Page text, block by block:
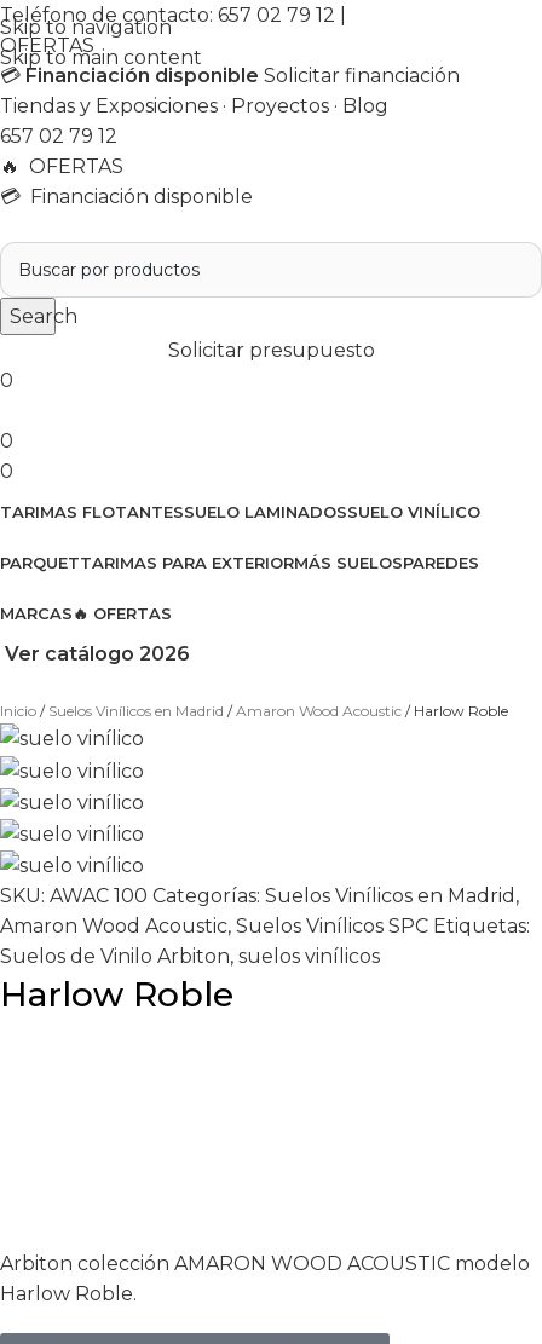
Skip to navigation
Skip to main content
Teléfono de contacto: 657 02 79 12
OFERTAS
💳 Financiación disponible Solicitar financiación
Tiendas y Exposiciones · Proyectos · Blog
657 02 79 12
🔥 OFERTAS
💳 Financiación disponible
Search
Solicitar presupuesto
0
0
0
TARIMAS FLOTANTESSUELO LAMINADOSSUELO VINÍLICO
PARQUETTARIMAS PARA EXTERIORMÁS SUELOSPAREDES
MARCAS🔥 OFERTAS
Ver catálogo 2026
Inicio Suelos Vinílicos en Madrid Amaron Wood Acoustic Harlow Roble
SKU: AWAC 100 Categorías: Suelos Vinílicos en Madrid ,
Amaron Wood Acoustic, Suelos Vinílicos SPC Etiquetas:
Suelos de Vinilo Arbiton, suelos vinílicos
Harlow Roble
Arbiton colección AMARON WOOD ACOUSTIC modelo
Harlow Roble.